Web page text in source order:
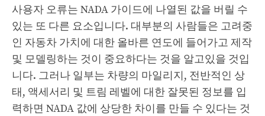
사용자 오류는 NADA 가이드에 나열된 값을 버릴 수
있는 또 다른 요소입니다. 대부분의 사람들은 고려중
인 자동차 가치에 대한 올바른 연도에 들어가고 제작
및 모델링하는 것이 중요하다는 것을 알고있을 것입
니다. 그러나 일부는 차량의 마일리지, 전반적인 상
태, 액세서리 및 트림 레벨에 대한 잘못된 정보를 입
력하면 NADA 값에 상당한 차이를 만들 수 있다는 것